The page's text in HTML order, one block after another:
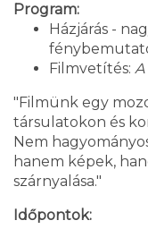
Program:
Házjárás -
Filmvetítés: A
"Filmünk egy
társulatokon és
Nem
hanem képek,
szárnyalása."
Időpontok: